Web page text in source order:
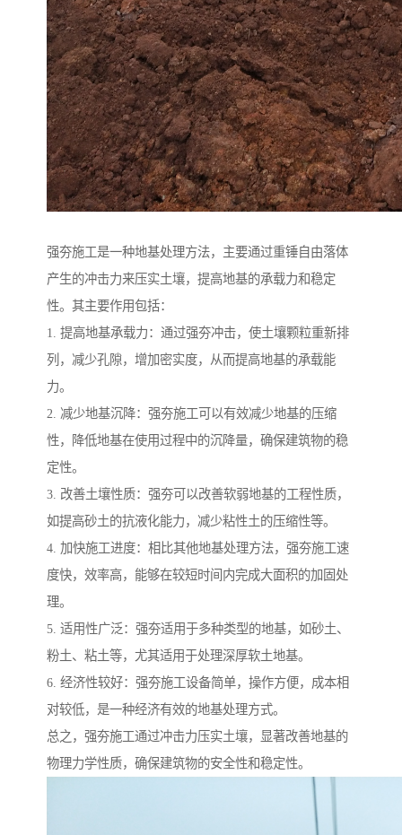
强夯施工是一种地基处理方法，主要通过重锤自由落体
产生的冲击力来压实土壤，提高地基的承载力和稳定
性。其主要作用包括：
1. 提高地基承载力：通过强夯冲击，使土壤颗粒重新排
列，减少孔隙，增加密实度，从而提高地基的承载能
力。
2. 减少地基沉降：强夯施工可以有效减少地基的压缩
性，降低地基在使用过程中的沉降量，确保建筑物的稳
定性。
3. 改善土壤性质：强夯可以改善软弱地基的工程性质，
如提高砂土的抗液化能力，减少粘性土的压缩性等。
4. 加快施工进度：相比其他地基处理方法，强夯施工速
度快，效率高，能够在较短时间内完成大面积的加固处
理。
5. 适用性广泛：强夯适用于多种类型的地基，如砂土、
粉土、粘土等，尤其适用于处理深厚软土地基。
6. 经济性较好：强夯施工设备简单，操作方便，成本相
对较低，是一种经济有效的地基处理方式。
总之，强夯施工通过冲击力压实土壤，显著改善地基的
物理力学性质，确保建筑物的安全性和稳定性。